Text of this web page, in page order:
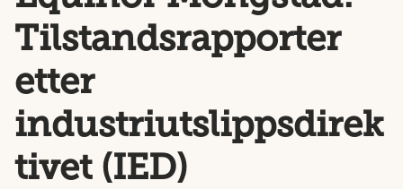
Tilstandsrapporter
etter
industriutslippsdirek
tivet (IED)